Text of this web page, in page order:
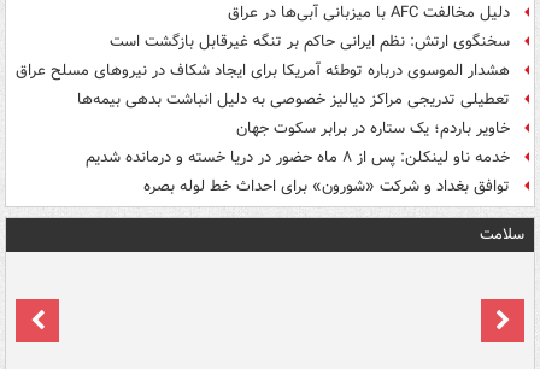
دلیل مخالفت AFC با میزبانی آبی‌ها در عراق
سخنگوی ارتش: نظم ایرانی حاکم بر تنگه غیرقابل بازگشت است
هشدار الموسوی درباره توطئه آمریکا برای ایجاد شکاف در نیروهای مسلح عراق
تعطیلی تدریجی مراکز دیالیز خصوصی به دلیل انباشت بدهی بیمه‌ها
خاویر باردم؛ یک ستاره در برابر سکوت جهان
خدمه ناو لینکلن: پس از ۸ ماه حضور در دریا خسته و درمانده‌ شدیم
توافق بغداد و شرکت «شورون» برای احداث خط لوله بصره
سلامت